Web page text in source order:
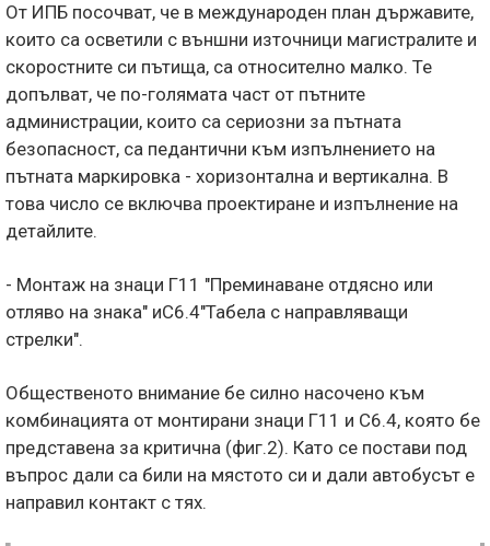
От ИПБ посочват, че в международен план държавите,
които са осветили с външни източници магистралите и
скоростните си пътища, са относително малко. Те
допълват, че по-голямата част от пътните
администрации, които са сериозни за пътната
безопасност, са педантични към изпълнението на
пътната маркировка - хоризонтална и вертикална. В
това число се включва проектиране и изпълнение на
детайлите.
- Монтаж на знаци Г11 "Преминаване отдясно или
отляво на знака" иС6.4"Табела с направляващи
стрелки".
Общественото внимание бе силно насочено към
комбинацията от монтирани знаци Г11 и С6.4, която бе
представена за критична (фиг.2). Като се постави под
въпрос дали са били на мястото си и дали автобусът е
направил контакт с тях.